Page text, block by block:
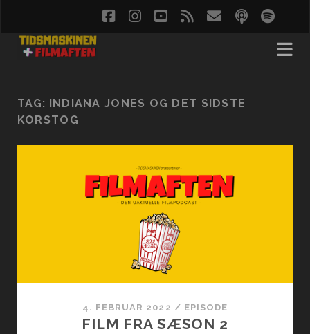
facebookinstagram
youtube
rss emailpodcast
TAG: INDIANA JONES OG DET SIDSTE
KORSTOG
4. FEBRUAR 2022 / EPISODE
FILM FRA SÆSON 2